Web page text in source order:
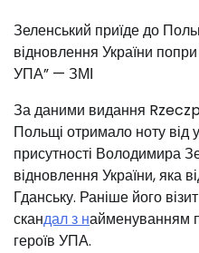
Зеленський приїде до
відновлення України
УПА” — ЗМІ
За даними видання
Польщі отримало ноту від
присутності Володимира
відновлення України, яка
Гданську. Раніше його
скандал з найменуванням
героїв УПА.